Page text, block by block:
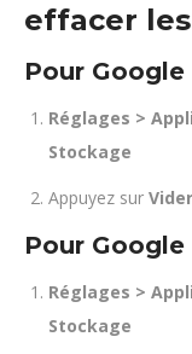
effacer
Pour Google
Réglages >
Stockage
Appuyez sur
Pour
Réglages >
Stockage